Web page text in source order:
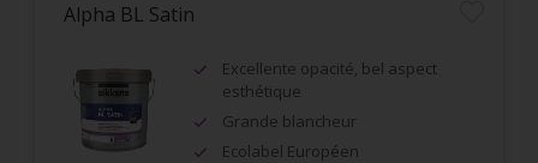
Alpha BL Satin
Excellente opacité, bel aspect
esthétique
Grande blancheur
Ecolabel Européen